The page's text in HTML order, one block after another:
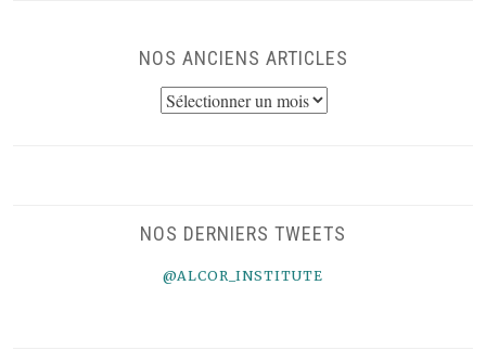
NOS ANCIENS ARTICLES
NOS
NOS DERNIERS TWEETS
@ALCOR_INSTITUTE